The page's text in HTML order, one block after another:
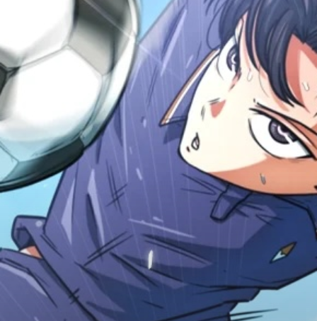
Tu Tiên
Ngôn Tình
School Life
Manga
Supernatural
Xuyên Không
Shounen
Cổ Đại
Mystery
Webtoon